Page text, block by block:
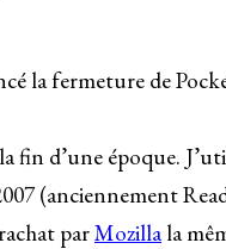
la fermeture de
fin d’une époque.
(anciennement
parMozilla la